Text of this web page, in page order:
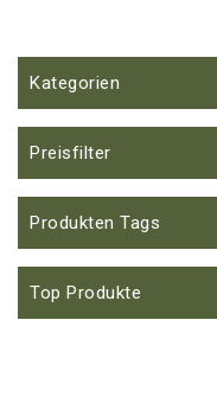
Kategorien
Preisfilter
Produkten Tags
Top Produkte